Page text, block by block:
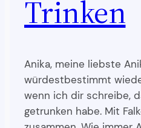
Trinken
Anika, meine liebste
würdestbestimmt
wenn ich dir schreibe,
getrunken habe. Mit